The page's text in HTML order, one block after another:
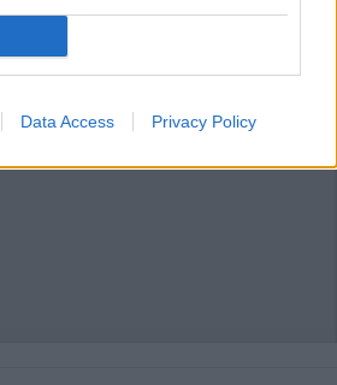
Data Access Privacy Policy